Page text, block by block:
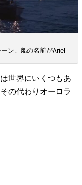
ン。船の名前がAriel
世界にいくつもあ
の代わりオーロラ